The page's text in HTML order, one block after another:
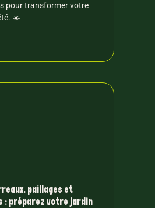
pour transformer votre
☀️
paillages et
: préparez votre jardin